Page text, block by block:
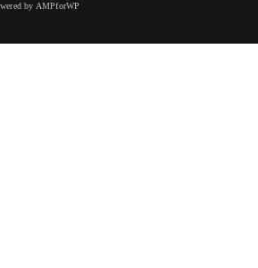
by AMPforWP